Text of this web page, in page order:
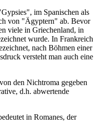
im Spanischen als
von "Ägyptern" ab. Bevor
viele in Griechenland, in
wurde. In Frankreich
nach Böhmen einer
versteht man auch eine
den Nichtroma gegeben
d.h. abwertende
in Romanes, der